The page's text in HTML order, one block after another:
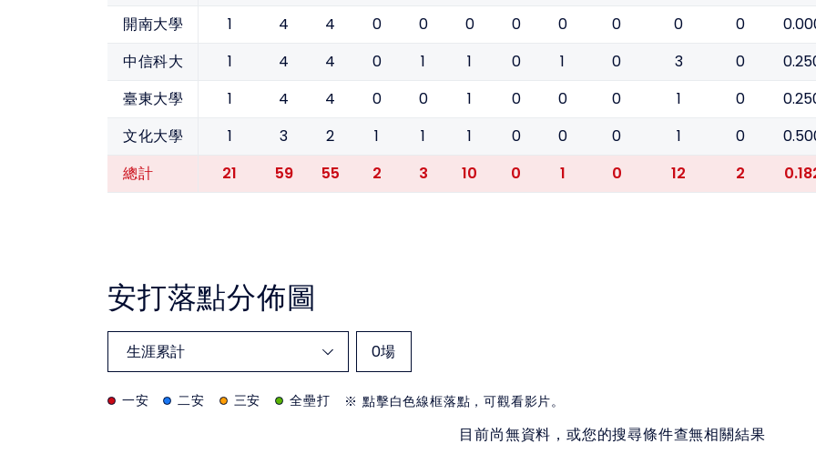
開南大學 1 4 4 0 0 0 0 0 0 0 0
中信科大 1 4 4 0 1 1 0 1 0 3 0
臺東大學 1 4 4 0 0 1 0 0 0 1 0
文化大學 1 3 2 1 1 1 0 0 0 1 0
總計 21 59 55 2 3 10 0 1 0 12 2
安打落點分佈圖
0場
一安 二安 三安 全壘打 ※ 點擊白色線框落點，可觀看影片。
目前尚無資料，或您的搜尋條件查無相關結果